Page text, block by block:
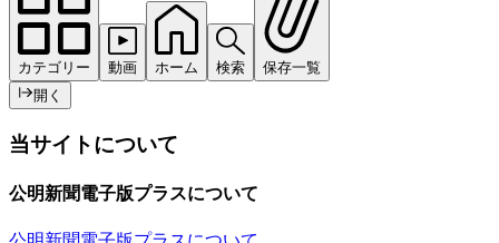
カテゴリー 動画 ホーム 検索
保存一覧
開く
当サイトについて
公明新聞電子版プラスについて